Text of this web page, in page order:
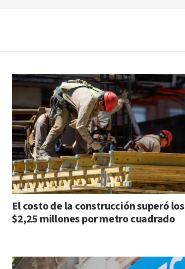
El costo de la construcción superó los
$2,25 millones por metro cuadrado